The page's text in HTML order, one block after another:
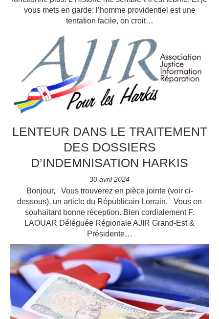
vous mets en garde: l’homme providentiel est une
tentation facile, on croit…
LENTEUR DANS LE TRAITEMENT
DES DOSSIERS
D’INDEMNISATION HARKIS
30 avril 2024
Bonjour, Vous trouverez en pièce jointe (voir ci-
dessous), un article du Républicain Lorrain. Vous en
souhaitant bonne réception. Bien cordialement F.
LAOUAR Déléguée Régionale AJIR Grand-Est &
Présidente…